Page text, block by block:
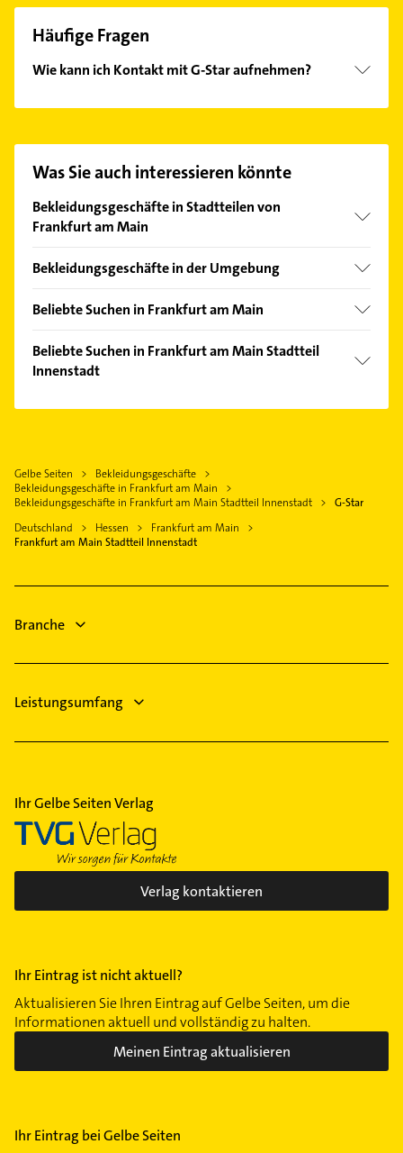
Häufige Fragen
Wie kann ich Kontakt mit G-Star aufnehmen?
Was Sie auch interessieren könnte
Bekleidungsgeschäfte in Stadtteilen von
Frankfurt am Main
Altstadt
Bergen-Enkheim
Flughafen
Griesheim
Nordend-Ost
Nordend-West
Sachsenhausen
Unterliederbach
Bekleidungsgeschäfte in der Umgebung
Offenbach am Main
Eschborn Taunus
Bad Vilbel
Bad Homburg v. d. Höhe
Oberursel (Taunus)
Maintal
Beliebte Suchen in Frankfurt am Main
Zahnarzt
Kammerjäger
Rohrreinigung
Schreiner
Fenster
Beliebte Suchen in Frankfurt am Main Stadtteil
Innenstadt
Immobilienmakler
Rechtsanwalt
Bestatter
Arzt
Gelbe Seiten
Bekleidungsgeschäfte
Bekleidungsgeschäfte in Frankfurt am Main
Bekleidungsgeschäfte in Frankfurt am Main Stadtteil Innenstadt
G-Star
Deutschland
Hessen
Frankfurt am Main
Frankfurt am Main Stadtteil Innenstadt
Branche
Leistungsumfang
Ihr Gelbe Seiten Verlag
Verlag kontaktieren
Ihr Eintrag ist nicht aktuell?
Aktualisieren Sie Ihren Eintrag auf Gelbe Seiten, um die
Informationen aktuell und vollständig zu halten.
Meinen Eintrag aktualisieren
Ihr Eintrag bei Gelbe Seiten